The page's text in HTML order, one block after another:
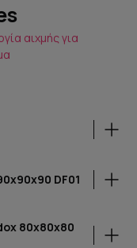
αιχμής για
DF01
80x80x80